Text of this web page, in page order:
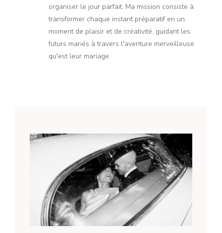
organiser le jour parfait. Ma mission consiste à
transformer chaque instant préparatif en un
moment de plaisir et de créativité, guidant les
futurs mariés à travers l'aventure merveilleuse
qu'est leur mariage.